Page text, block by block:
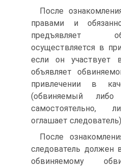
После
правами и
предъявляет
осуществляется в
если он участвует
объявляет
привлечении в
(обвиняемый
самостоятельно,
оглашает
После
следователь должен
обвиняемому